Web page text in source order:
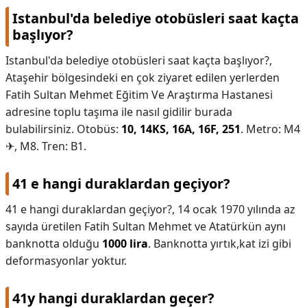
Istanbul'da belediye otobüsleri saat kaçta
başlıyor?
Istanbul'da belediye otobüsleri saat kaçta başlıyor?,
Ataşehir bölgesindeki en çok ziyaret edilen yerlerden
Fatih Sultan Mehmet Eğitim Ve Araştırma Hastanesi
adresine toplu taşıma ile nasıl gidilir burada
bulabilirsiniz. Otobüs: 10, 14KS, 16A, 16F, 251. Metro: M4
✈, M8. Tren: B1.
41 e hangi duraklardan geçiyor?
41 e hangi duraklardan geçiyor?, 14 ocak 1970 yılında az
sayıda üretilen Fatih Sultan Mehmet ve Atatürkün aynı
banknotta olduğu 1000 lira. Banknotta yırtık,kat izi gibi
deformasyonlar yoktur.
41y hangi duraklardan geçer?